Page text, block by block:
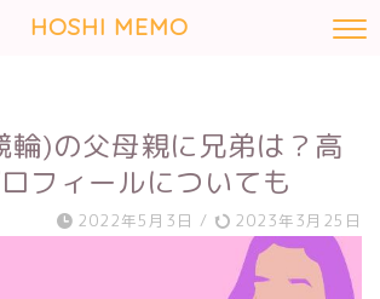
HOSHI MEMO
輪)の父母親に兄弟は？高
フィールについても
2022年5月3日 / 2023年3月25日